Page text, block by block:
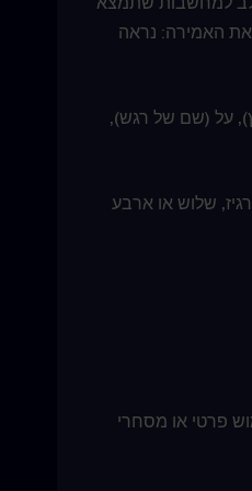
האמירה: נראה
על (שם של רגש),
שלוש או ארבע
פרטי או מסחרי